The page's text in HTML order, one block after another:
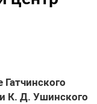
К. Д. Ушинского